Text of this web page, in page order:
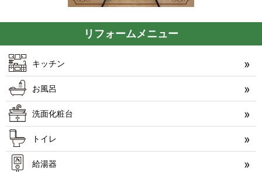
リフォームメニュー
キッチン
お風呂
洗面化粧台
トイレ
給湯器